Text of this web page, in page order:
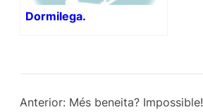
Dormilega.
Anterior: Més beneita? Impossible!